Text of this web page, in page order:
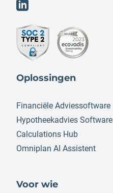
Oplossingen
Financiële Adviessoftware
Hypotheekadvies Software
Calculations Hub
Omniplan AI Assistent
Voor wie